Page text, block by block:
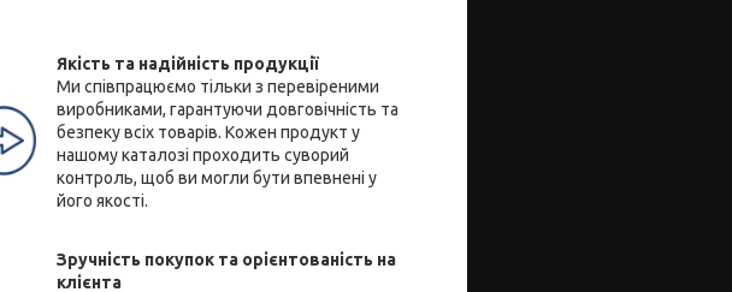
Якість та надійність продукції
Ми співпрацюємо тільки з перевіреними
виробниками, гарантуючи довговічність та
безпеку всіх товарів. Кожен продукт у
нашому каталозі проходить суворий
контроль, щоб ви могли бути впевнені у
його якості.
Зручність покупок та орієнтованість на
клієнта